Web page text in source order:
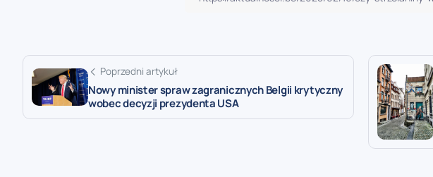
Poprzedni artykuł
Nowy minister spraw zagranicznych Belgii krytyczny
wobec decyzji prezydenta USA